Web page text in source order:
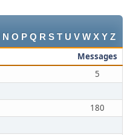
N O P Q R S T U V W X Y Z
Messages
5
180